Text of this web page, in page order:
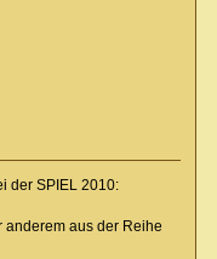
der SPIEL 2010:
anderem aus der Reihe